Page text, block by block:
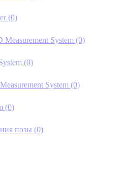
(0)
Measurement System (0)
(0)
System (0)
(0)
позы (0)